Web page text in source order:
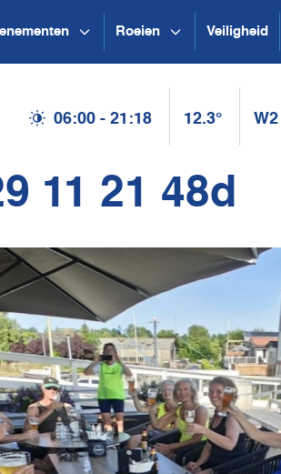
Roeien Veiligheid
06:00 - 21:18 12.3° W2
11 21 48d